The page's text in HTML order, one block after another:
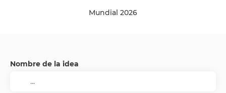
Mundial 2026
Nombre de la idea